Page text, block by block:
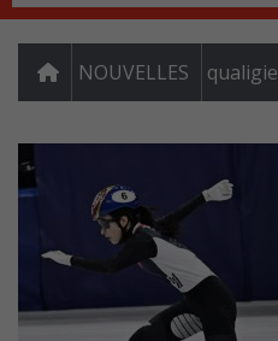
NOUVELLES qualigie